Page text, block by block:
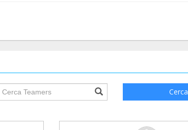
groupProfile.searchForm.search.text??? Cerca